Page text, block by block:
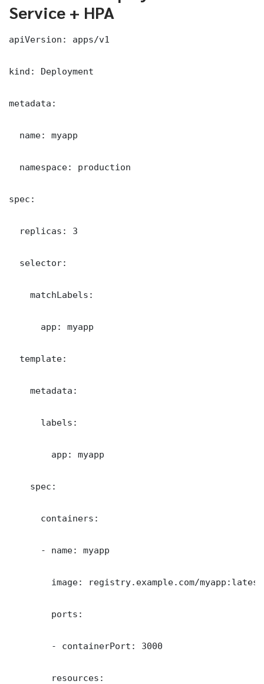
Service + HPA
apiVersion: apps/v1
kind: Deployment
metadata:
  name: myapp
  namespace: production
spec:
  replicas: 3
  selector:
    matchLabels:
      app: myapp
  template:
    metadata:
      labels:
        app: myapp
    spec:
      containers:
      - name: myapp
        image: registry.example.com/myapp:latest
        ports:
        - containerPort: 3000
        resources: